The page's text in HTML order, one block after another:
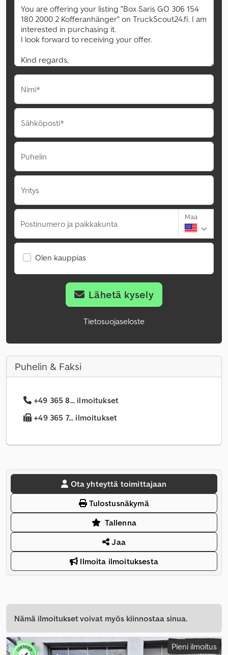
Nimi*
Sähköposti*
Puhelin
Yritys
Postinumero ja paikkakunta
Maa
Olen kauppias
Lähetä kysely
Tietosuojaseloste
Puhelin & Faksi
+49 365 8... ilmoitukset
+49 365 7... ilmoitukset
Ota yhteyttä toimittajaan
Tulostusnäkymä
Tallenna
Jaa
Ilmoita ilmoituksesta
Nämä ilmoitukset voivat myös kiinnostaa sinua.
Pieni ilmoitus